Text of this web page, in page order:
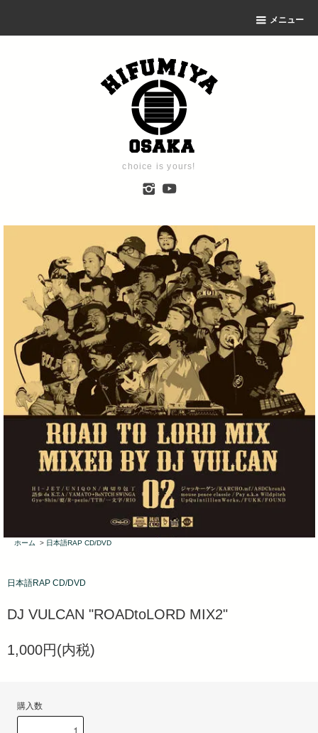
メニュー
choice is yours!
ホーム > 日本語RAP CD/DVD
日本語RAP CD/DVD
DJ VULCAN "ROADtoLORD MIX2"
1,000円(内税)
購入数